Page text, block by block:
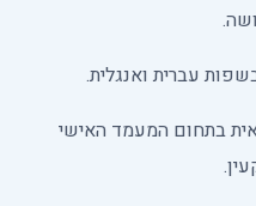
עברית ואנגלית.
בתחום המעמד האישי